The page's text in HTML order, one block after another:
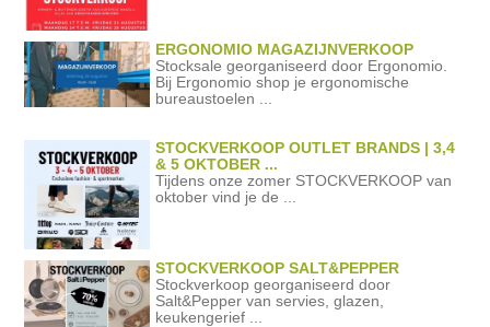
ERGONOMIO MAGAZIJNVERKOOP
Stocksale georganiseerd door Ergonomio.
Bij Ergonomio shop je ergonomische
bureaustoelen ...
STOCKVERKOOP OUTLET BRANDS | 3,4
& 5 OKTOBER ...
Tijdens onze zomer STOCKVERKOOP van
oktober vind je de ...
STOCKVERKOOP SALT&PEPPER
Stockverkoop georganiseerd door
Salt&Pepper van servies, glazen,
keukengerief ...